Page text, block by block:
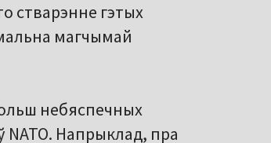
стварэнне гэтых
магчымай
небяспечных
NATO. Напрыклад, пра